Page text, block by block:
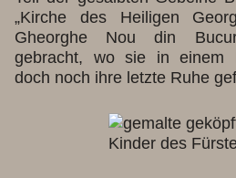
„Kirche des Heiligen
Gheorghe Nou din
gebracht, wo sie in einem
doch noch ihre letzte Ruhe